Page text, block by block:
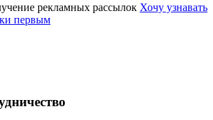
рекламных рассылок Хочу узнавать
первым